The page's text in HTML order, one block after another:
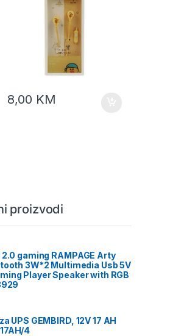
8,00 KM
proizvodi
gaming RAMPAGE Arty
3W*2 Multimedia Usb 5V
Player Speaker with RGB
UPS GEMBIRD, 12V 17 AH
4